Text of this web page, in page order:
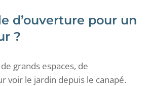
d’ouverture pour un
?
grands espaces, de
voir le jardin depuis le canapé.